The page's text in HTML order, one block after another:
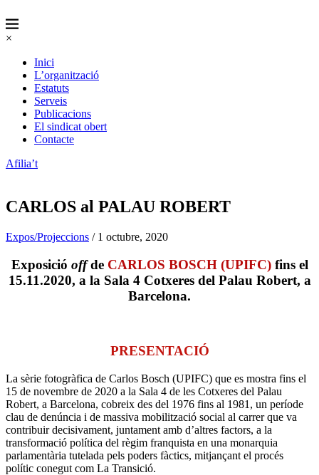
×
Inici
L’organització
Estatuts
Serveis
Publicacions
El sindicat obert
Contacte
Afilia’t
CARLOS al PALAU ROBERT
Expos/Projeccions / 1 octubre, 2020
Exposició offde CARLOS BOSCH (UPIFC)fins el
15.11.2020, a la Sala 4 Cotxeres del Palau Robert, a
Barcelona.
PRESENTACIÓ
La sèrie fotogràfica de Carlos Bosch (UPIFC) que es mostra fins el
15 de novembre de 2020 a la Sala 4 de les Cotxeres del Palau
Robert, a Barcelona, cobreix des del 1976 fins al 1981, un període
clau de denúncia i de massiva mobilització social al carrer que va
contribuir decisivament, juntament amb d’altres factors, a la
transformació política del règim franquista en una monarquia
parlamentària tutelada pels poders fàctics, mitjançant el procés
polític conegut com La Transició.